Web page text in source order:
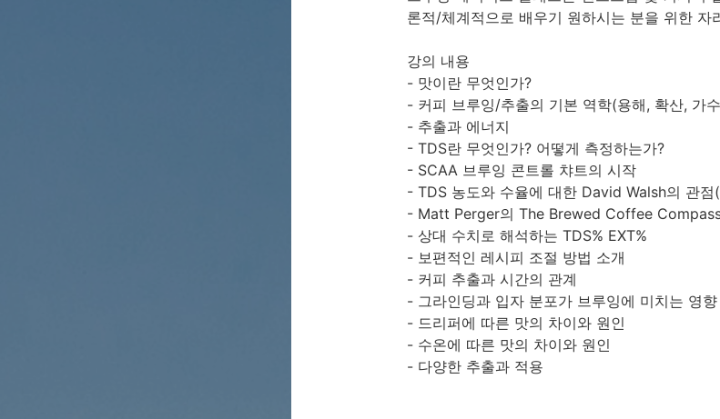
론적/체계적으로 배우기 원하시는 분을 위한 자
강의 내용
- 맛이란 무엇인가?
- 커피 브루잉/추출의 기본 역학(용해, 확산, 가
- 추출과 에너지
- TDS란 무엇인가? 어떻게 측정하는가?
- SCAA 브루잉 콘트롤 챠트의 시작
- TDS 농도와 수율에 대한 David Walsh의 관
- Matt Perger의 The Brewed Coffee
- 상대 수치로 해석하는 TDS% EXT%
- 보편적인 레시피 조절 방법 소개
- 커피 추출과 시간의 관계
- 그라인딩과 입자 분포가 브루잉에 미치는 영향
- 드리퍼에 따른 맛의 차이와 원인
- 수온에 따른 맛의 차이와 원인
- 다양한 추출과 적용